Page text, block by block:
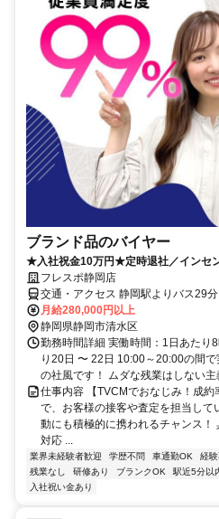
ブランド品のバイヤー
★入社祝金10万円★定時退社／インセ
フレスポ静岡店
交通・アクセス 静岡駅よりバス29分
月給280,000円以上
静岡県静岡市清水区
勤務時間詳細 実働時間：1日あたり
り20日 〜 22日 10:00～20:00の間
の社風です！ ムダな残業はしない
仕事内容 【TVCMでおなじみ！成
で、お客様の接客や査定を担当し
動にも積極的に携われるチャンス
対応 ...
業界未経験者歓迎 学歴不問 車通勤OK 経
残業なし
研修あり ブランクOK 駅近5分以
入社祝い金あり